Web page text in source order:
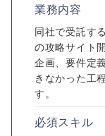
業務内容
同社で受託す
の攻略サイト
企画、要件定
きなかった工
す。
必須スキル